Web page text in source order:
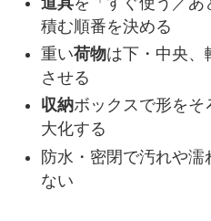
積む順番を決める
重い荷物は下・中央、
させる
収納ボックスで形をそ
大化する
防水・密閉で汚れや濡
ない